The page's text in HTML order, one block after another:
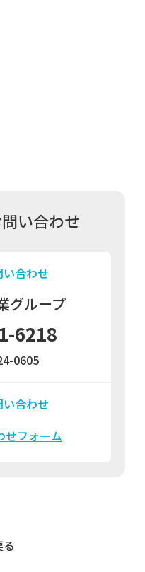
い合わせ
合わせ
グループ
6218
0605
合わせ
せフォーム